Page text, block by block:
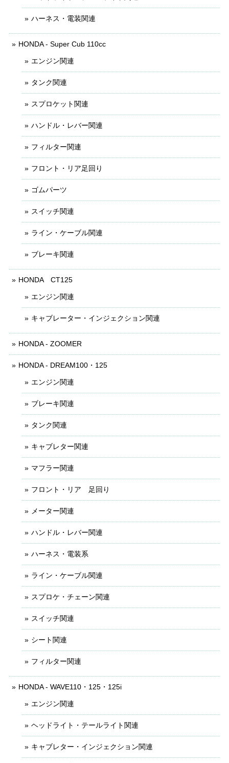
ハーネス・電装関連
HONDA - Super Cub 110cc
エンジン関連
タンク関連
スプロケット関連
ハンドル・レバー関連
フィルター関連
フロント・リア足回り
ゴムパーツ
スイッチ関連
ライン・ケーブル関連
ブレーキ関連
HONDA CT125
エンジン関連
キャブレーター・インジェクション関連
HONDA - ZOOMER
HONDA - DREAM100・125
エンジン関連
ブレーキ関連
タンク関連
キャブレター関連
マフラー関連
フロント・リア 足回り
メーター関連
ハンドル・レバー関連
ハーネス・電装系
ライン・ケーブル関連
スプロケ・チェーン関連
スイッチ関連
シート関連
フィルター関連
HONDA - WAVE110・125・125i
エンジン関連
ヘッドライト・テールライト関連
キャブレター・インジェクション関連